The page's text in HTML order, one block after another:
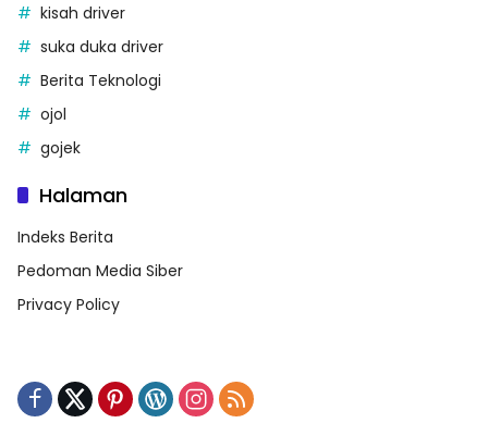
kisah driver
suka duka driver
Berita Teknologi
ojol
gojek
Halaman
Indeks Berita
Pedoman Media Siber
Privacy Policy